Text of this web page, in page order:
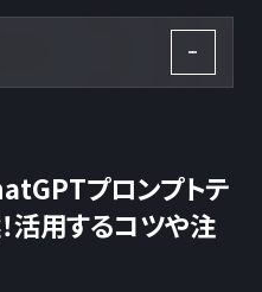
プロンプトテ
活用するコツや注